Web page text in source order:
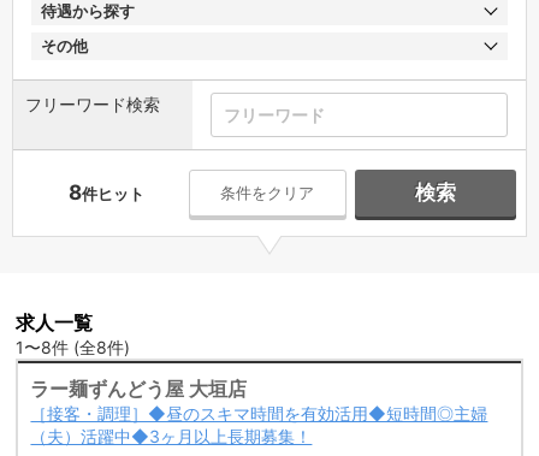
待遇から探す
その他
フリーワード検索
8件ヒット 条件をクリア 検索
求人一覧
1〜8件 (全8件)
ラー麺ずんどう屋 大垣店
［接客・調理］◆昼のスキマ時間を有効活用◆短時間◎主婦
（夫）活躍中◆3ヶ月以上長期募集！